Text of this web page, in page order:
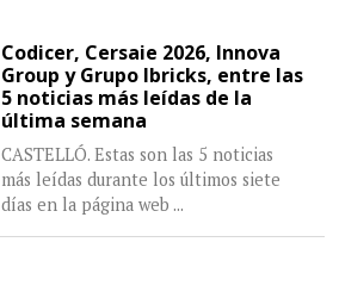
Codicer, Cersaie 2026, Innova
Group y Grupo Ibricks, entre las
5 noticias más leídas de la
última semana
CASTELLÓ. Estas son las 5 noticias
más leídas durante los últimos siete
días en la página web ...